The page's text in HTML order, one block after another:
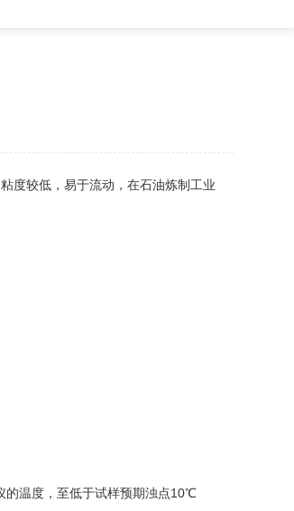
度较低，易于流动，在石油炼制工业
的温度，至低于试样预期浊点10℃